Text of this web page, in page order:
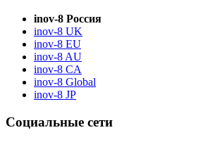
inov-8 Россия
inov-8 UK
inov-8 EU
inov-8 AU
inov-8 CA
inov-8 Global
inov-8 JP
Социальные сети